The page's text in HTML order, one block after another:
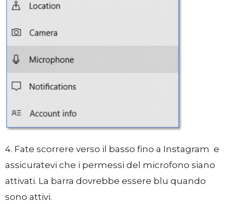
4. Fate scorrere verso il basso fino a Instagram e
assicuratevi che i permessi del microfono siano
attivati. La barra dovrebbe essere blu quando
sono attivi.